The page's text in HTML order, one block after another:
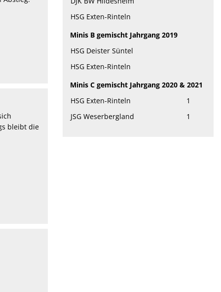
bleibt die
HSG Exten-Rinteln
Minis B gemischt Jahrgang 2019
HSG Deister Süntel
HSG Exten-Rinteln
Minis C gemischt Jahrgang 2020 & 2021
HSG Exten-Rinteln
1
JSG Weserbergland
1